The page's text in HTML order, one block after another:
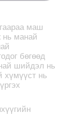
маш
манай
бөгөөд
шийдэл нь
хүмүүст нь